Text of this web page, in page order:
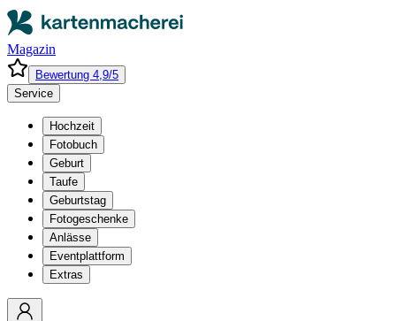
Magazin
Bewertung 4,9/5
Service
Hochzeit
Fotobuch
Geburt
Taufe
Geburtstag
Fotogeschenke
Anlässe
Eventplattform
Extras